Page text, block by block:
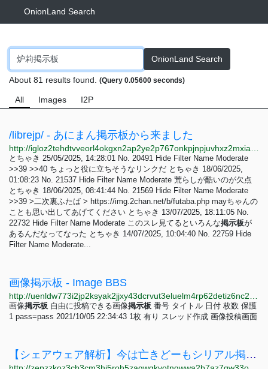
OnionLand Search
OnionLand Search
About 81 results found. (Query 0.05600 seconds)
All Images I2P
/librejp/ - あにまん掲示板から来ました
とちゃき 25/05/2025, 14:28:01 No. 20491 Hide Filter Name Moderate
>>39 >>40 ちょっと役に立ちそうなリンクだ とちゃき 18/06/2025,
01:08:23 No. 21537 Hide Filter Name Moderate 荒らしが酷いのが欠点
とちゃき 18/06/2025, 08:41:44 No. 21569 Hide Filter Name Moderate
>>39 >二次裏ふたば > https://img.2chan.net/b/futaba.php mayちゃんの
ことも思い出してあげてください とちゃき 13/07/2025, 18:11:05 No.
22732 Hide Filter Name Moderate このスレ見てるといろんな掲示板が
あるんだなってなった とちゃき 14/07/2025, 10:04:40 No. 22759 Hide
Filter Name Moderate...
画像掲示板 - Image BBS
画像掲示板 自由に投稿できる画像掲示板 番号 タイトル 日付 枚数 保護
1 pass=pass 2021/10/05 22:34:43 1枚 有り スレッド作成 画像投稿画面
【シェアウェア解析】今は亡きどーもシリアル掲示板について語るスレ | BBS - Z80H